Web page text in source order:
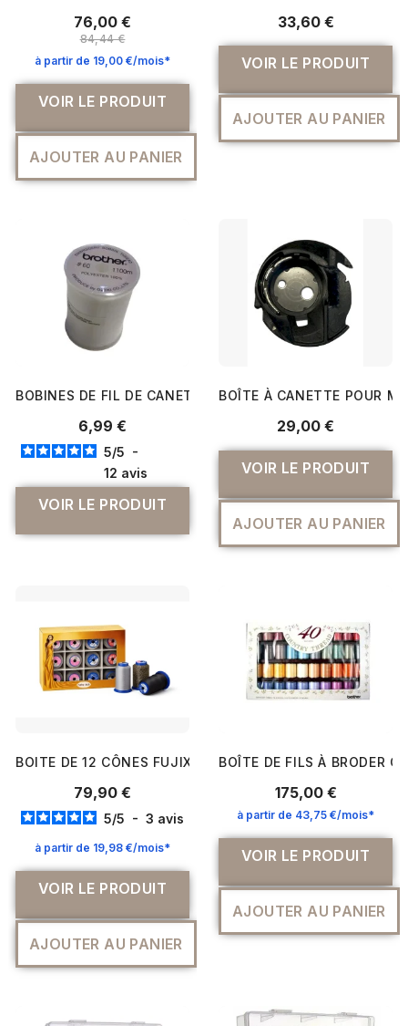
76,00 €
84,44 €
à partir de 19,00 €/mois*
VOIR LE PRODUIT
AJOUTER AU PANIER
33,60 €
VOIR LE PRODUIT
AJOUTER AU PANIER
BOBINES DE FIL DE CANETTE À BRODER 1100M - BROTHER
6,99 €
5/5 -
12 avis
VOIR LE PRODUIT
BOÎTE À CANETTE POUR
29,00 €
VOIR LE PRODUIT
AJOUTER AU PANIER
BOITE DE 12 CÔNES FUJIX POUR SURJETEUSE – BABY
79,90 €
5/5 - 3 avis
à partir de 19,98 €/mois*
VOIR LE PRODUIT
AJOUTER AU PANIER
BOÎTE DE FILS À BRODER
175,00 €
à partir de 43,75 €/mois*
VOIR LE PRODUIT
AJOUTER AU PANIER